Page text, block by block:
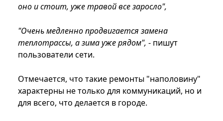
оно и стоит, уже травой все заросло",
"Очень медленно продвигается замена
теплотрассы, а зима уже рядом", - пишут
пользователи сети.
Отмечается, что такие ремонты "наполовину"
характерны не только для коммуникаций, но и
для всего, что делается в городе.